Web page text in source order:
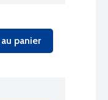
panier